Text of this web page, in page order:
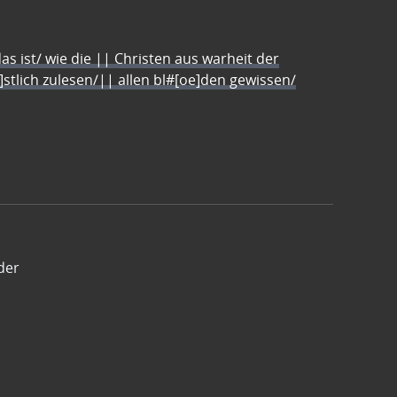
ist/ wie die || Christen aus warheit der
zulesen/|| allen bl#[oe]den gewissen/